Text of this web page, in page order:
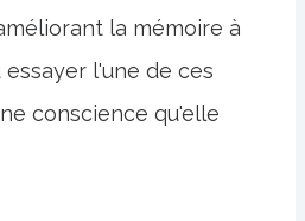
la mémoire à
l'une de ces
conscience qu'elle